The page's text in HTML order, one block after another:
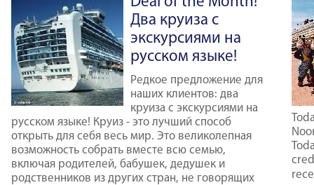
Два круиза с
экскурсиями на
русском языке!
Редкое предложение для
наших клиентов: два
круиза с экскурсиями на
русском языке! Круиз - это лучший способ
открыть для себя весь мир. Это великолепная
возможность собрать вместе всю семью,
включая родителей, бабушек, дедушек и
родственников из других стран, не говорящих